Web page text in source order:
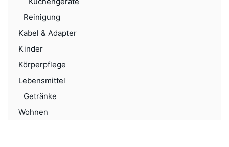
Reinigung
Kabel & Adapter
Kinder
Körperpflege
Lebensmittel
Getränke
Wohnen